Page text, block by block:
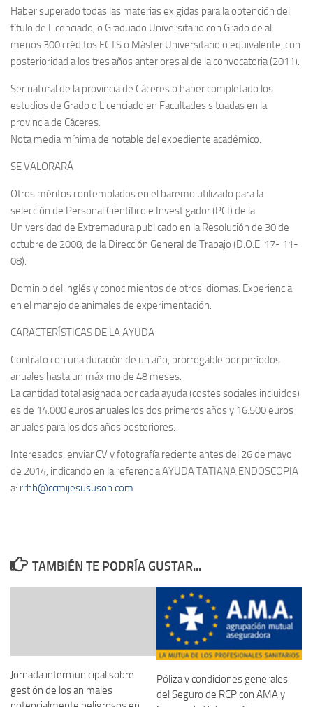
Haber superado todas las materias exigidas para la obtención del
título de Licenciado, o Graduado Universitario con Grado de al
menos 300 créditos ECTS o Máster Universitario o equivalente, con
posterioridad a los tres años anteriores al de la convocatoria (2011).
Ser natural de la provincia de Cáceres o haber completado los
estudios de Grado o Licenciado en Facultades situadas en la
provincia de Cáceres.
Nota media mínima de notable del expediente académico.
SE VALORARÁ
Otros méritos contemplados en el baremo utilizado para la
selección de Personal Científico e Investigador (PCI) de la
Universidad de Extremadura publicado en la Resolución de 30 de
octubre de 2008, de la Dirección General de Trabajo (D.O.E. 17- 11-
08).
Dominio del inglés y conocimientos de otros idiomas. Experiencia
en el manejo de animales de experimentación.
CARACTERÍSTICAS DE LA AYUDA
Contrato con una duración de un año, prorrogable por períodos
anuales hasta un máximo de 48 meses.
La cantidad total asignada por cada ayuda (costes sociales incluidos)
es de 14.000 euros anuales los dos primeros años y 16.500 euros
anuales para los dos años posteriores.
Interesados, enviar CV y fotografía reciente antes del 26 de mayo
de 2014, indicando en la referencia AYUDA TATIANA ENDOSCOPIA
a: rrhh@ccmijesususon.com
TAMBIÉN TE PODRÍA GUSTAR...
Jornada intermunicipal sobre
gestión de los animales
Póliza y condiciones generales
del Seguro de RCP con AMA y